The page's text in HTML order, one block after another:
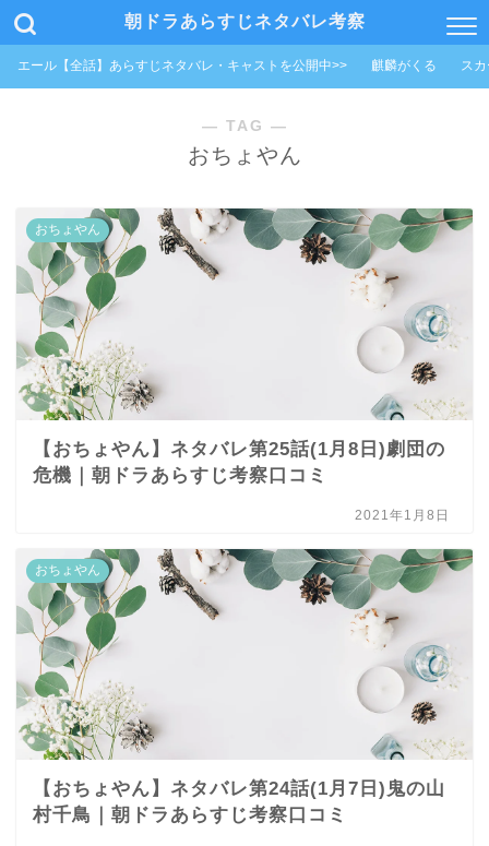
朝ドラあらすじネタバレ考察
エール【全話】あらすじネタバレ・キャストを公開中>> 麒麟がくる ス
― TAG ―
おちょやん
おちょやん
【おちょやん】ネタバレ第25話(1月8日)劇団の
危機｜朝ドラあらすじ考察口コミ
2021年1月8日
おちょやん
【おちょやん】ネタバレ第24話(1月7日)鬼の山
村千鳥｜朝ドラあらすじ考察口コミ